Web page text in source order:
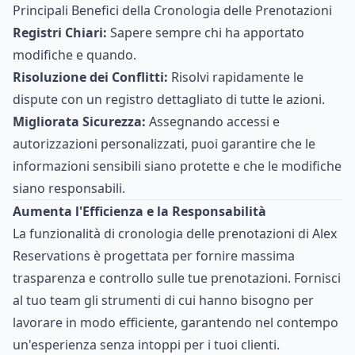
Principali Benefici della Cronologia delle Prenotazioni
Registri Chiari: Sapere sempre chi ha apportato
modifiche e quando.
Risoluzione dei Conflitti: Risolvi rapidamente le
dispute con un registro dettagliato di tutte le azioni.
Migliorata Sicurezza: Assegnando accessi e
autorizzazioni personalizzati, puoi garantire che le
informazioni sensibili siano protette e che le modifiche
siano responsabili.
Aumenta l'Efficienza e la Responsabilità
La funzionalità di cronologia delle prenotazioni di Alex
Reservations è progettata per fornire massima
trasparenza e controllo sulle tue prenotazioni. Fornisci
al tuo team gli strumenti di cui hanno bisogno per
lavorare in modo efficiente, garantendo nel contempo
un'esperienza senza intoppi per i tuoi clienti.